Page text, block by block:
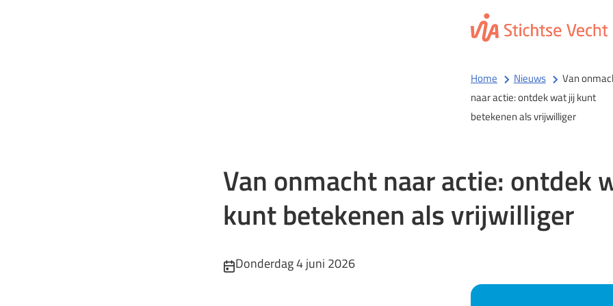
Home Nieuws
Van
naar actie: ontdek wat jij kunt
betekenen als vrijwilliger
Van onmacht naar actie: ontdek
kunt betekenen als vrijwilliger
Publicatiedatum:
Donderdag 4 juni 2026